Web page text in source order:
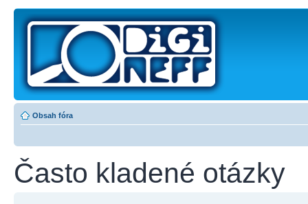
Obsah fóra
Často kladené otázky